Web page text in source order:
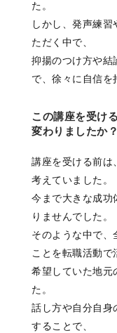
た。
しかし、発声練
ただく中で、
抑揚のつけ方や結
で、徐々に自信を
この講座を受け
変わりましたか？
講座を受ける前は
考えていました。
今まで大きな成功
りませんでした。
そのような中で、
ことを転職活動で
希望していた地元
た。
話し方や自分自身
することで、